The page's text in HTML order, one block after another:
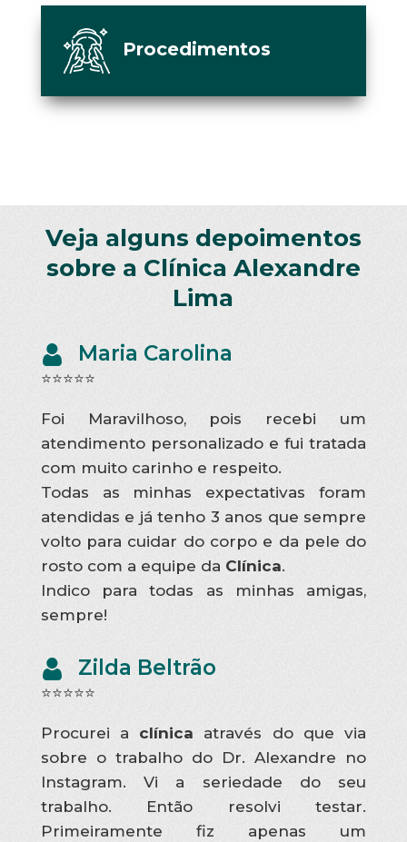
Procedimentos
Veja alguns depoimentos
sobre a Clínica Alexandre
Lima
Maria Carolina
⭐⭐⭐⭐⭐
Foi Maravilhoso, pois recebi um
atendimento personalizado e fui tratada
com muito carinho e respeito.
Todas as minhas expectativas foram
atendidas e já tenho 3 anos que sempre
volto para cuidar do corpo e da pele do
rosto com a equipe da Clínica.
Indico para todas as minhas amigas,
sempre!
Zilda Beltrão
⭐⭐⭐⭐⭐
Procurei a clínica através do que via
sobre o trabalho do Dr. Alexandre no
Instagram. Vi a seriedade do seu
trabalho. Então resolvi testar.
Primeiramente fiz apenas um